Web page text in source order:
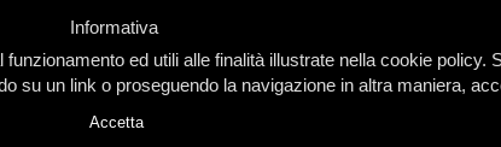
Informativa
ed utili alle finalità illustrate nella cookie policy.
su un link o proseguendo la navigazione in altra maniera,
Accetta